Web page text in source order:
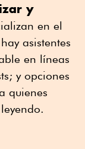
y
en el
asistentes
en líneas
y opciones
quienes